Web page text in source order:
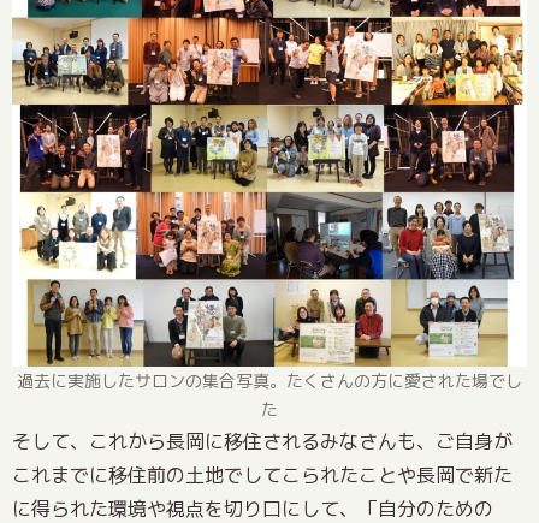
過去に実施したサロンの集合写真。たくさんの方に愛された場でし
た
そして、これから長岡に移住されるみなさんも、ご自身が
これまでに移住前の土地でしてこられたことや長岡で新た
に得られた環境や視点を切り口にして、「自分のための